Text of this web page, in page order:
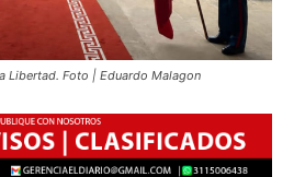
Libertad. Foto | Eduardo Malagon